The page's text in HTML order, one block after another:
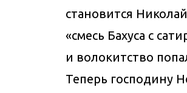
становится
«смесь Бахуса с
и волокитство
Теперь господину